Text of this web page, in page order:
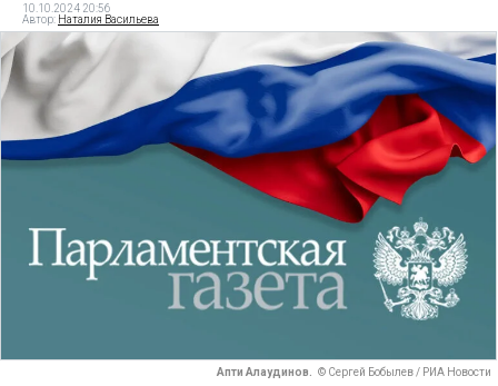
10.10.2024 20:56
Автор: Наталия Васильева
Апти Алаудинов. © Сергей Бобылев / РИА Новости